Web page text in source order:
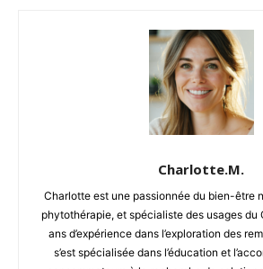
Charlotte.M.
Charlotte est une passionnée du bien-être
phytothérapie, et spécialiste des usages du
ans d’expérience dans l’exploration des
s’est spécialisée dans l’éducation et